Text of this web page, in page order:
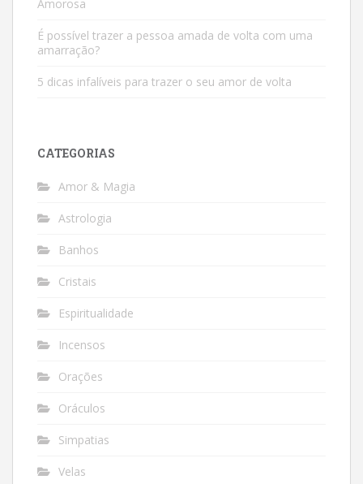
Amorosa
É possível trazer a pessoa amada de volta com uma
amarração?
5 dicas infalíveis para trazer o seu amor de volta
CATEGORIAS
Amor & Magia
Astrologia
Banhos
Cristais
Espiritualidade
Incensos
Orações
Oráculos
Simpatias
Velas